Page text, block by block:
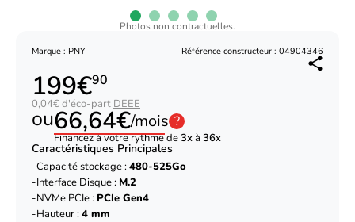
Photos non contractuelles.
Marque : PNY Référence constructeur : 04904346
199€90
0,04€ d'éco-part DEEE
ou66,64€/mois ?
Financez à votre rythme de3xà 36x
Caractéristiques Principales
Capacité stockage :480-525Go
Interface Disque : M.2
NVMe PCIe : PCIe Gen4
Hauteur :4 mm